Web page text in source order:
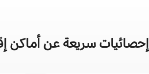
إحصائيات سريعة عن أماكن